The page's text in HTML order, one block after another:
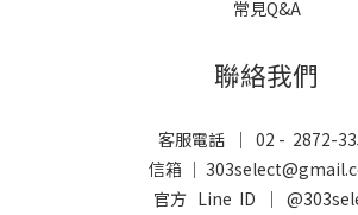
常見Q&A
聯絡我們
客服電話 ｜ 02 - 2872-
信箱 ｜
官方 Line ID ｜